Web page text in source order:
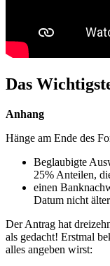
Das
Anhang
Hänge am Ende des
Beglaubigte
25% Anteilen,
einen
Datum nicht älter
Der Antrag hat
als gedacht! Erstmal
alles angeben wirst: